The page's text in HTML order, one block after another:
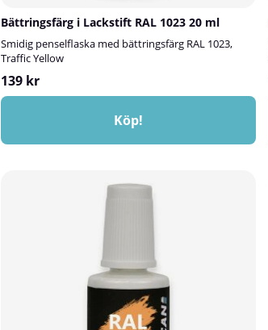
Bättringsfärg i Lackstift RAL 1023 20 ml
Smidig penselflaska med bättringsfärg RAL 1023,
Traffic Yellow
139 kr
Köp!